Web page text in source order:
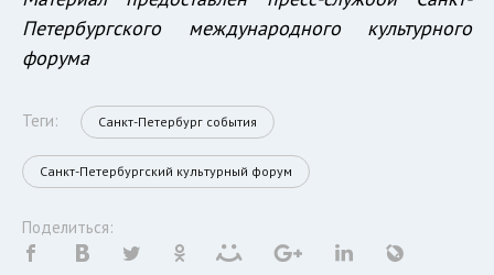
Петербургского международного культурного
форума
Теги: Санкт-Петербург события
Санкт-Петербургский культурный форум
Поделиться: